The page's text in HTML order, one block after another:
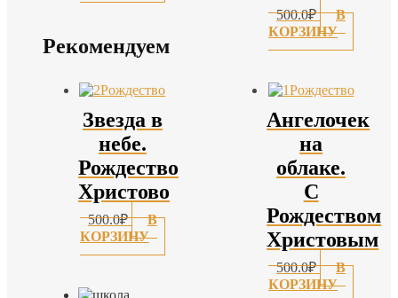
500.0₽
В
КОРЗИНУ
Звезда в
небе.
Рождество
Христово
500.0₽
В
КОРЗИНУ
Ангелочек
на
облаке.
С
Рождеством
Христовым
500.0₽
В
КОРЗИНУ
Рекомендуем